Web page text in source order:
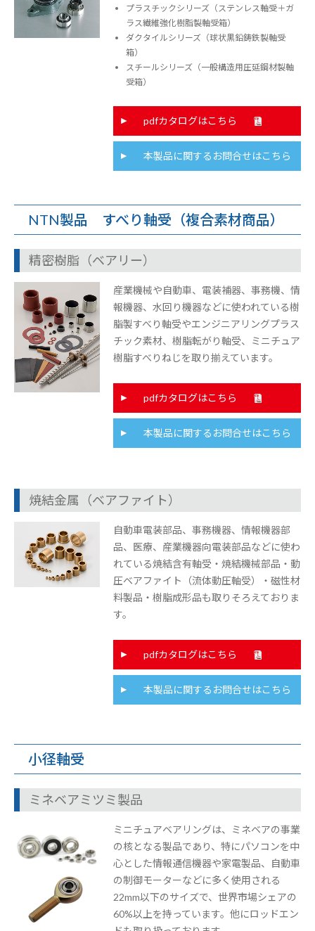
プラスチックシリーズ（ステンレス軸受＋ガ
ラス繊維強化樹脂製軸受箱）
ダクタイルシリーズ（球状黒鉛鋳鉄製軸受
箱）
スチールシリーズ（一般構造用圧延鋼材製軸
受箱）
pdfカタログはこちら
本製品に関するお問合せはこちら
NTN製品 すべり軸受（複合素材商品）
精密樹脂（ベアリー）
産業機械や自動車、電装補器、事務機、情
報機器、水回り機器などに使われている樹
脂製すべり軸受やエンジニアリングプラス
チック素材、樹脂転がり軸受、ミニチュア
樹脂すべりねじを取り揃えています。
pdfカタログはこちら
本製品に関するお問合せはこちら
焼結金属（ベアファイト）
自動車電装部品、事務機器、情報機器部
品、医療、産業機器向電装部品などに使わ
れている焼結含有軸受・焼結機械部品・動
圧ベアファイト（流体動圧軸受）・磁性材
料製品・樹脂成形品も取りそろえておりま
す。
pdfカタログはこちら
本製品に関するお問合せはこちら
小径軸受
ミネベアミツミ製品
ミニチュアベアリングは、ミネベアの事業
の核となる製品であり、特にパソコンを中
心とした情報通信機器や家電製品、自動車
の制御モーターなどに多く使用される
22mm以下のサイズで、世界市場シェアの
60%以上を持っています。他にロッドエン